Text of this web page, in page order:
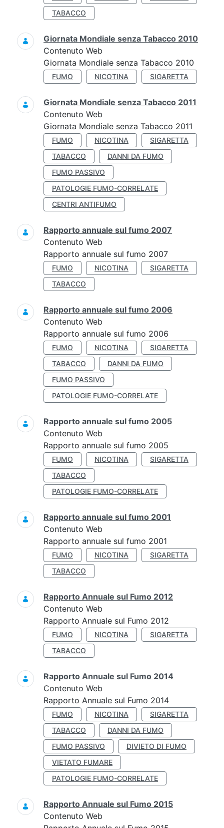
TABACCO
Giornata Mondiale senza Tabacco 2010
Contenuto Web
Giornata Mondiale senza Tabacco 2010
FUMO NICOTINA SIGARETTA
Giornata Mondiale senza Tabacco 2011
Contenuto Web
Giornata Mondiale senza Tabacco 2011
FUMO NICOTINA
SIGARETTA
TABACCO
DANNI DA FUMO
FUMO PASSIVO
PATOLOGIE FUMO-CORRELATE
CENTRI ANTIFUMO
Rapporto annuale sul fumo 2007
Contenuto Web
Rapporto annuale sul fumo 2007
FUMO NICOTINA
SIGARETTA
TABACCO
Rapporto annuale sul fumo 2006
Contenuto Web
Rapporto annuale sul fumo 2006
FUMO NICOTINA
SIGARETTA
TABACCO
DANNI DA FUMO
FUMO PASSIVO
PATOLOGIE FUMO-CORRELATE
Rapporto annuale sul fumo 2005
Contenuto Web
Rapporto annuale sul fumo 2005
FUMO NICOTINA
SIGARETTA
TABACCO
PATOLOGIE FUMO-CORRELATE
Rapporto annuale sul fumo 2001
Contenuto Web
Rapporto annuale sul fumo 2001
FUMO NICOTINA
SIGARETTA
TABACCO
Rapporto Annuale sul Fumo 2012
Contenuto Web
Rapporto Annuale sul Fumo 2012
FUMO NICOTINA
SIGARETTA
TABACCO
Rapporto Annuale sul Fumo 2014
Contenuto Web
Rapporto Annuale sul Fumo 2014
FUMO NICOTINA
SIGARETTA
TABACCO
DANNI DA FUMO
FUMO PASSIVO
DIVIETO DI FUMO
VIETATO FUMARE
PATOLOGIE FUMO-CORRELATE
Rapporto Annuale sul Fumo 2015
Contenuto Web